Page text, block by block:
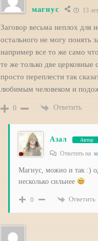
магнус 13
Заговор весьма неплох для
остального не могу понять
например все то же само
те же только две
просто переплести так
любимым человеком и
0 Ответить
Азал Автор
Ответить на
Магнус, можно и так :)
несколько сильнее
0 Ответить